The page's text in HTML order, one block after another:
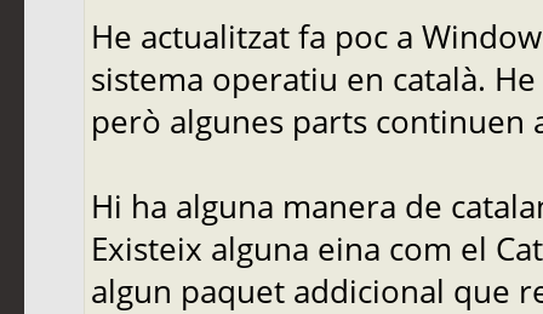
He actualitzat fa poc a
sistema operatiu en català.
però algunes parts continuen
Hi ha alguna manera de
Existeix alguna eina com el
algun paquet addicional que